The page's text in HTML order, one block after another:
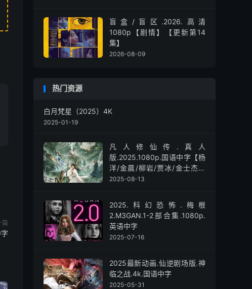
篇
盲盒/盲区.2026.高清
1080p【剧情】【更新第14
集】
2026-08-09
热门资源
白月梵星（2025）4K
2025-01-19
凡人修仙传.真人
版.2025.1080p.国语中字【杨
洋/金晨/柳岩/贾冰/金士杰】
【全30集】
2025-08-13
2025.科幻恐怖.梅根
2.M3GAN.1-2部合集.1080p.
英语中字
2025-07-16
2025最新动画.仙逆剧场版.神
临之战.4k.国语中字
2025-05-31